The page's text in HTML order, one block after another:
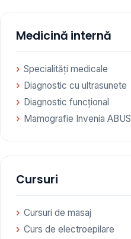
Medicină internă
Specialități medicale
Diagnostic cu ultrasunete
Diagnostic funcțional
Mamografie Invenia ABUS
Cursuri
Cursuri de masaj
Curs de electroepilare